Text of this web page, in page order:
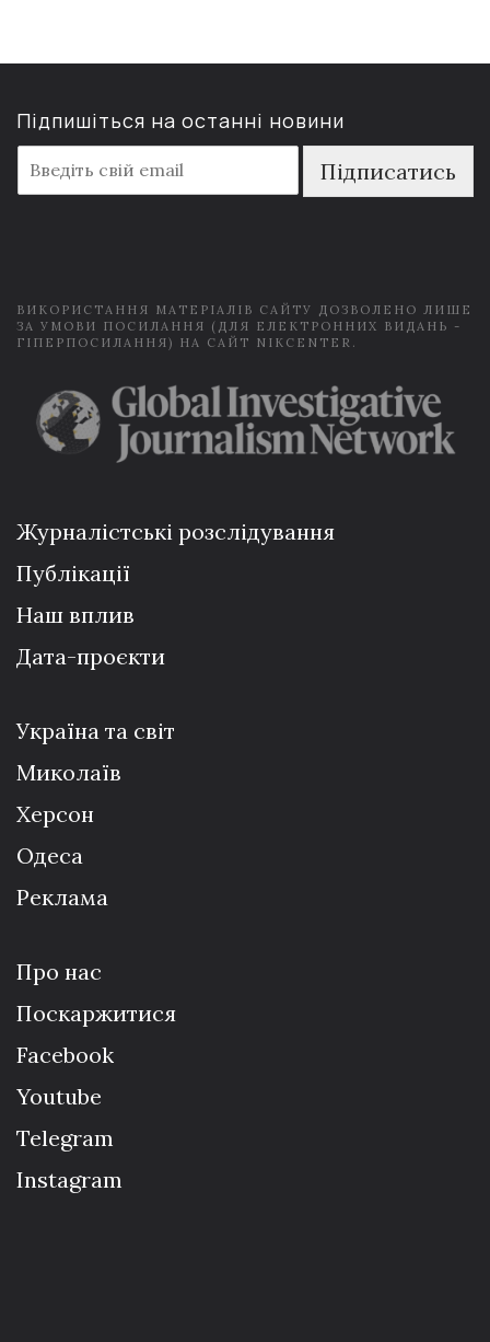
Підпишіться на останні новини
m
a
Підписатись
ВИКОРИСТАННЯ МАТЕРІАЛІВ САЙТУ ДОЗВОЛЕНО ЛИШЕ
ЗА УМОВИ ПОСИЛАННЯ (ДЛЯ ЕЛЕКТРОННИХ ВИДАНЬ -
ГІПЕРПОСИЛАННЯ) НА САЙТ NIKCENTER.
Журналістські розслідування
Публікації
Наш вплив
Дата-проєкти
Україна та світ
Миколаїв
Херсон
Одеса
Реклама
Про нас
Поскаржитися
Facebook
Youtube
Telegram
Instagram